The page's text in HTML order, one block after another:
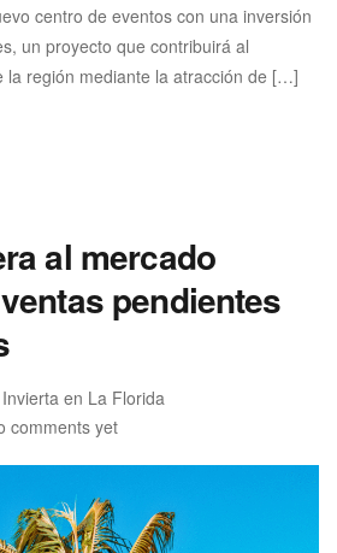
centro de eventos con una inversión
un proyecto que contribuirá al
la región mediante la atracción de […]
al mercado
pendientes
Invierta en La Florida
comments yet